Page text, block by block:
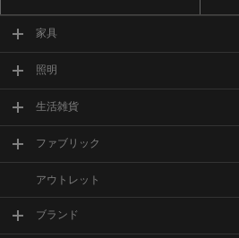
家具
照明
生活雑貨
ファブリック
アウトレット
ブランド